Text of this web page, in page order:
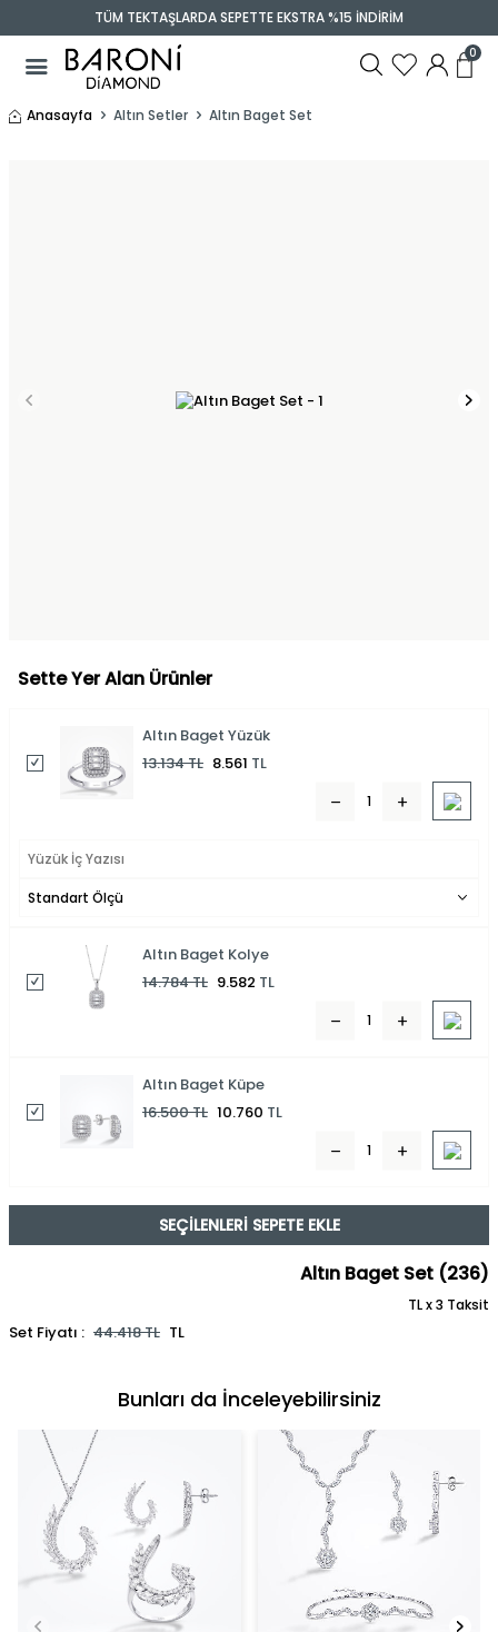
TÜM TEKTAŞLARDA SEPETTE EKSTRA %15 İNDİRİM
0
Anasayfa Altın Setler Altın Baget Set
Sette Yer Alan Ürünler
Altın Baget Yüzük
13.134TL 8.561 TL
Altın Baget Kolye
14.784TL 9.582 TL
Altın Baget Küpe
16.500TL 10.760 TL
SEÇILENLERI SEPETE EKLE
Altın Baget Set (236)
TL x 3 Taksit
Set Fiyatı : 44.418TL TL
Bunları da İnceleyebilirsiniz